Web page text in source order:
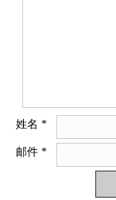
姓名 *
邮件 *